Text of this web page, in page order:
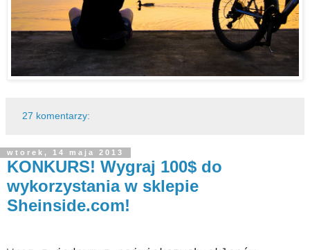
27 komentarzy:
wtorek, 14 maja 2013
KONKURS! Wygraj 100$ do
wykorzystania w sklepie
Sheinside.com!